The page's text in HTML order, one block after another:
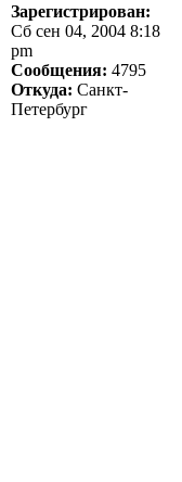
Зарегистрирован:
Сб сен 04, 2004 8:18
pm
Сообщения: 4795
Откуда: Санкт-
Петербург